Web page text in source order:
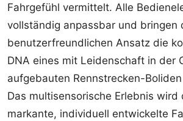
Fahrgefühl vermittelt. Alle
vollständig anpassbar und bringen
benutzerfreundlichen Ansatz die
DNA eines mit Leidenschaft in der
aufgebauten Rennstrecken-
Das multisensorische Erlebnis wird
markante, individuell entwickelte